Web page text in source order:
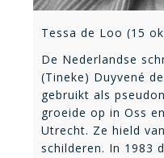
Tessa de Loo (15
De Nederlandse
(Tineke) Duyvené
gebruikt als
groeide op in Oss
Utrecht. Ze hield
schilderen. In 1983